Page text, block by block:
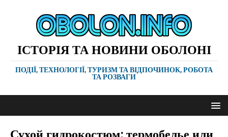
ІСТОРІЯ ТА НОВИНИ ОБОЛОНІ
ПОДІЇ, ТЕХНОЛОГІЇ, ТУРИЗМ ТА ВІДПОЧИНОК, РОБОТА
ТА РОЗВАГИ